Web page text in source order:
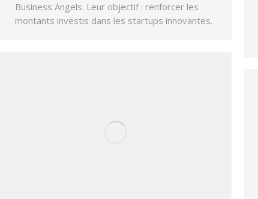
Business Angels. Leur objectif : renforcer les
montants investis dans les startups innovantes.